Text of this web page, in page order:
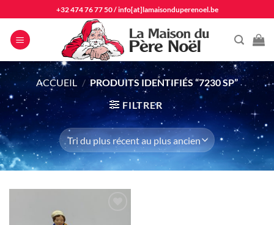
au
contenu
+32 474 76 77 50/info[at]lamaisonduperenoel.be
ACCUEIL / PRODUITS IDENTIFIÉS “7230 SP”
FILTRER